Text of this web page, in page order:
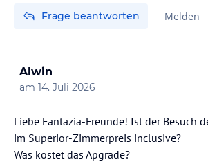
Frage beantworten Melden
Alwin
am 14. Juli 2026
Liebe Fantazia-Freunde! Ist der Besuch
im Superior-Zimmerpreis inclusive?
Was kostet das Apgrade?